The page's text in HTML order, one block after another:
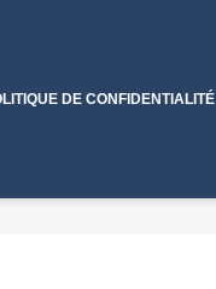
DE CONFIDENTIALITÉ